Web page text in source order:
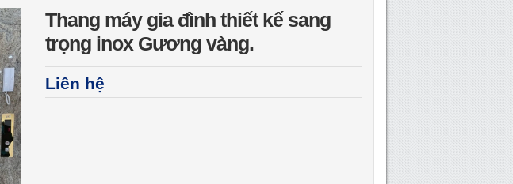
Thang máy gia đình thiết kế sang
trọng inox Gương vàng.
Liên hệ